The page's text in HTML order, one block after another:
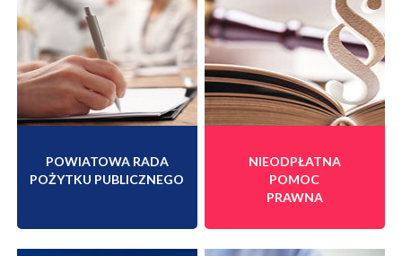
POWIATOWA RADA
POŻYTKU PUBLICZNEGO
NIEODPŁATNA
POMOC
PRAWNA